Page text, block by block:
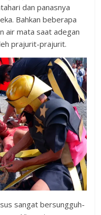
dan panasnya
Bahkan beberapa
air mata saat adegan
prajurit-prajurit.
sangat bersungguh-